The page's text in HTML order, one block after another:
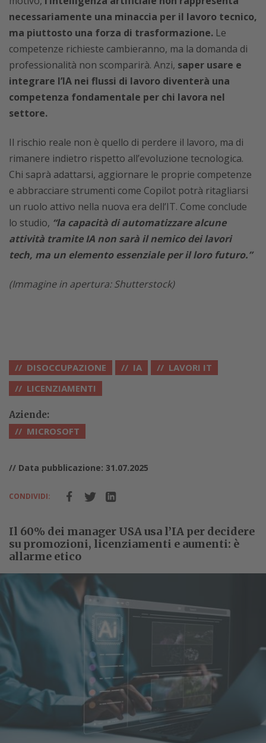
necessariamente una minaccia per il lavoro tecnico,
ma piuttosto una forza di trasformazione. Le
competenze richieste cambieranno, ma la domanda di
professionalità non scomparirà. Anzi, saper usare e
integrare l’IA nei flussi di lavoro diventerà una
competenza fondamentale per chi lavora nel
settore.
Il rischio reale non è quello di perdere il lavoro, ma di
rimanere indietro rispetto all’evoluzione tecnologica.
Chi saprà adattarsi, aggiornare le proprie competenze
e abbracciare strumenti come Copilot potrà ritagliarsi
un ruolo attivo nella nuova era dell’IT. Come conclude
lo studio, “la capacità di automatizzare alcune
attività tramite IA non sarà il nemico dei lavori
tech, ma un elemento essenziale per il loro futuro.”
(Immagine in apertura: Shutterstock)
DISOCCUPAZIONE IA
LAVORI IT
LICENZIAMENTI
Aziende:
MICROSOFT
// Data pubblicazione: 31.07.2025
CONDIVIDI:
Il 60% dei manager USA usa l’IA per decidere
su promozioni, licenziamenti e aumenti: è
allarme etico